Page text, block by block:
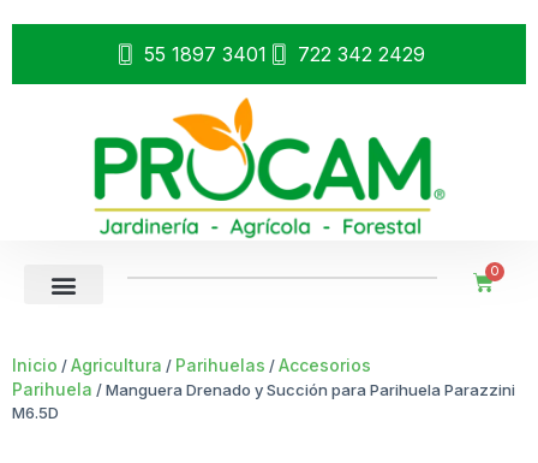
55 1897 3401 722 342 2429
0
Inicio /Agricultura / Parihuelas /Accesorios
Parihuela / Manguera Drenado y Succión para Parihuela Parazzini
M6.5D